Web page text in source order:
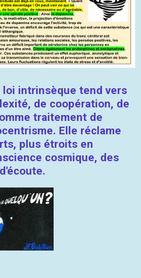
loi intrinsèque tend vers
de coopération, de
traitement de
Elle réclame
plus étroits en
cosmique, des